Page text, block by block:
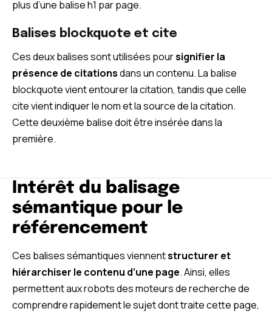
plus d’une balise h1 par page.
Balises blockquote et cite
Ces deux balises sont utilisées poursignifier la
présence de citationsdans un contenu. La balise
blockquote vient entourer la citation, tandis que celle
cite vient indiquer le nom et la source de la citation.
Cette deuxième balise doit être insérée dans la
première.
Intérêt du balisage
sémantique pour le
référencement
Ces balises sémantiques viennentstructurer et
hiérarchiser le contenu d’une page. Ainsi, elles
permettent aux robots des moteurs de recherche de
comprendre rapidement le sujet dont traite cette page,